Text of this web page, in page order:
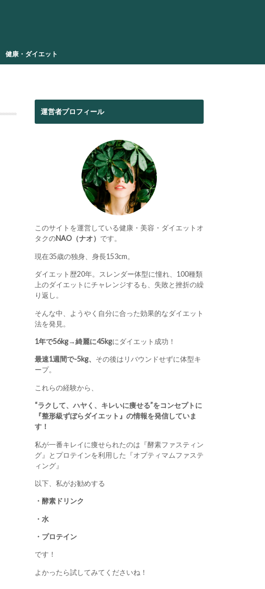
健康・ダイエット
運営者プロフィール
このサイトを運営している健康・美容・ダイエットオ
タクのNAO（ナオ） です。
現在35歳の独身、身長153cm。
ダイエット歴20年。スレンダー体型に憧れ、100種類
上のダイエットにチャレンジするも、失敗と挫折の繰
り返し。
そんな中、ようやく自分に合った効果的なダイエット
法を発見。
1年で56kg→綺麗に45kgにダイエット成功！
最速1週間で-5kg、 その後はリバウンドせずに体型キ
ープ。
これらの経験から、
“ラクして、ハヤく、キレいに痩せる”をコンセプトに
『整形級ずぼらダイエット』の情報を発信していま
す！
私が一番キレイに痩せられたのは『酵素ファスティン
グ』とプロテインを利用した『オプティマムファステ
ィング』
以下、私がお勧めする
・酵素ドリンク
・水
・プロテイン
です！
よかったら試してみてくださいね！